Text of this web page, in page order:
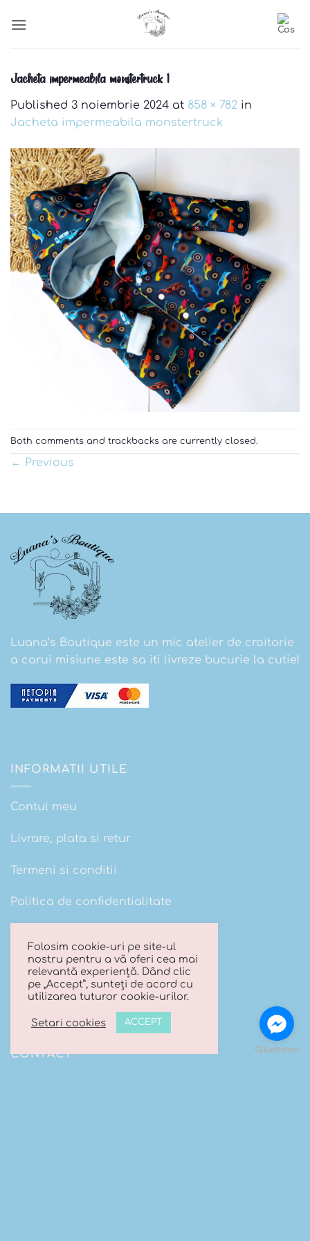
Jacheta impermeabila monstertruck 1
Published 3 noiembrie 2024 at 858 × 782 in
Jacheta impermeabila monstertruck
Both comments and trackbacks are currently closed.
← Previous
Luana’s Boutique este un mic atelier de croitorie
a carui misiune este sa iti livreze bucurie la cutie!
INFORMATII UTILE
Contul meu
Livrare, plata si retur
Termeni si conditii
Politica de confidentialitate
URMARESTE-NE PE FACEBOOK
CONTACT
Folosim cookie-uri pe site-ul
nostru pentru a vă oferi cea mai
relevantă experiență. Dând clic
pe „Accept”, sunteți de acord cu
utilizarea tuturor cookie-urilor.
Setari cookies ACCEPT